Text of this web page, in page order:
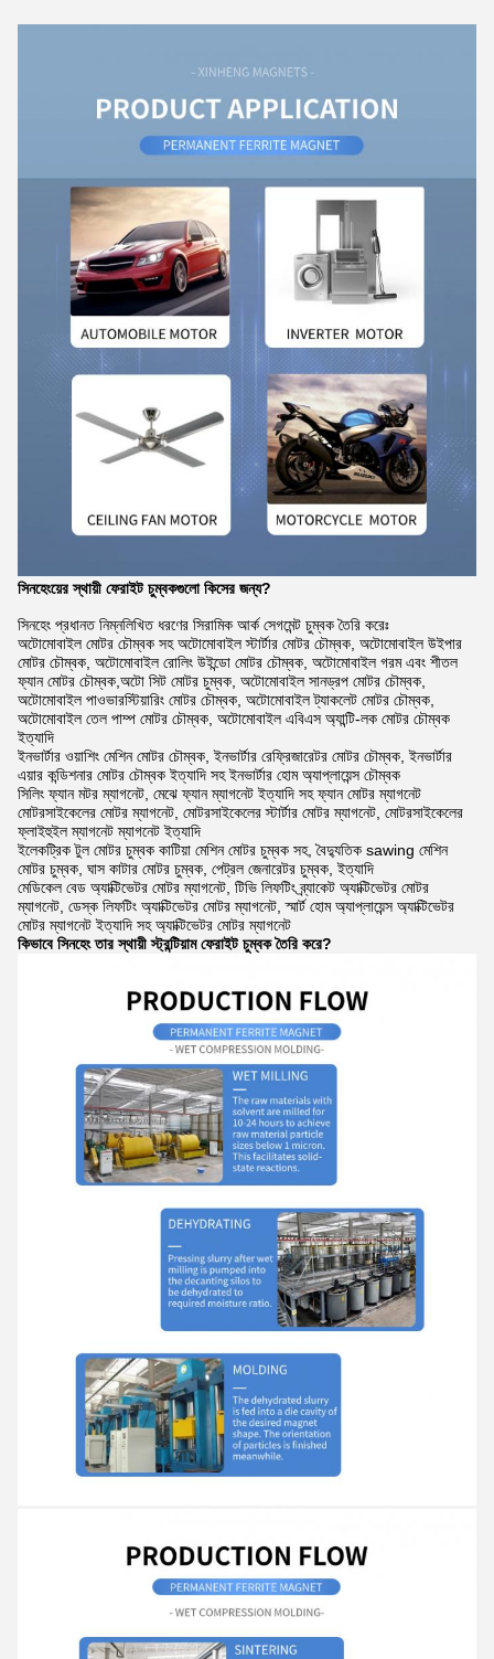
সিনহেংয়ের স্থায়ী ফেরাইট চুম্বকগুলো কিসের জন্য?
সিনহেং প্রধানত নিম্নলিখিত ধরণের সিরামিক আর্ক সেগমেন্ট চুম্বক তৈরি করেঃ
অটোমোবাইল মোটর চৌম্বক সহ অটোমোবাইল স্টার্টার মোটর চৌম্বক, অটোমোবাইল উইপার
মোটর চৌম্বক, অটোমোবাইল রোলিং উইন্ডো মোটর চৌম্বক, অটোমোবাইল গরম এবং শীতল
ফ্যান মোটর চৌম্বক,অটো সিট মোটর চুম্বক, অটোমোবাইল সানড্রপ মোটর চৌম্বক,
অটোমোবাইল পাওভারস্টিয়ারিং মোটর চৌম্বক, অটোমোবাইল ট্যাকলেট মোটর চৌম্বক,
অটোমোবাইল তেল পাম্প মোটর চৌম্বক, অটোমোবাইল এবিএস অ্যান্টি-লক মোটর চৌম্বক
ইত্যাদি
ইনভার্টার ওয়াশিং মেশিন মোটর চৌম্বক, ইনভার্টার রেফ্রিজারেটর মোটর চৌম্বক, ইনভার্টার
এয়ার কন্ডিশনার মোটর চৌম্বক ইত্যাদি সহ ইনভার্টার হোম অ্যাপ্লায়েন্স চৌম্বক
সিলিং ফ্যান মটর ম্যাগনেট, মেঝে ফ্যান ম্যাগনেট ইত্যাদি সহ ফ্যান মোটর ম্যাগনেট
মোটরসাইকেলের মোটর ম্যাগনেট, মোটরসাইকেলের স্টার্টার মোটর ম্যাগনেট, মোটরসাইকেলের
ফ্লাইহুইল ম্যাগনেট ম্যাগনেট ইত্যাদি
ইলেকট্রিক টুল মোটর চুম্বক কাটিয়া মেশিন মোটর চুম্বক সহ, বৈদ্যুতিক sawing মেশিন
মোটর চুম্বক, ঘাস কাটার মোটর চুম্বক, পেট্রল জেনারেটর চুম্বক, ইত্যাদি
মেডিকেল বেড অ্যাক্টিভেটর মোটর ম্যাগনেট, টিভি লিফটিং ব্র্যাকেট অ্যাক্টিভেটর মোটর
ম্যাগনেট, ডেস্ক লিফটিং অ্যাক্টিভেটর মোটর ম্যাগনেট, স্মার্ট হোম অ্যাপ্লায়েন্স অ্যাক্টিভেটর
মোটর ম্যাগনেট ইত্যাদি সহ অ্যাক্টিভেটর মোটর ম্যাগনেট
কিভাবে সিনহেং তার স্থায়ী স্ট্রন্টিয়াম ফেরাইট চুম্বক তৈরি করে?